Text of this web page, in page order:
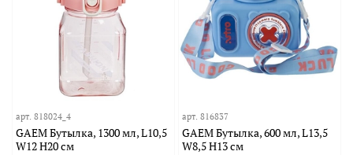
арт.818024_4
GAEM Бутылка, 1300 мл, L10,5
W12 H20 см
арт. 816837
GAEM Бутылка, 600 мл, L13,5
W8,5 H13 см